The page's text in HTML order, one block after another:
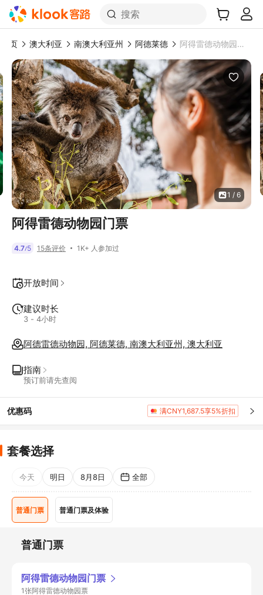
搜索
首页 澳大利亚 南澳大利亚州 阿德莱德 阿得雷德动物园门票
1 / 6
阿得雷德动物园门票
4.7/5 15条评价 1K+ 人参加过
开放时间
建议时长
3 - 4小时
阿德雷德动物园, 阿德莱德, 南澳大利亚州, 澳大利亚
指南
预订前请先查阅
优惠码 满CNY1,687.5享5%折扣
套餐选择
今天 明日 8月8日 全部
普通门票 普通门票及体验
普通门票
阿得雷德动物园门票
1张阿得雷德动物园票